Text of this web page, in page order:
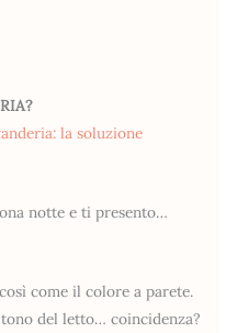
la soluzione
notte e ti presento…
come il colore a parete.
del letto… coincidenza?